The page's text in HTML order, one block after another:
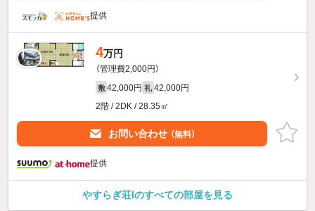
提供
4万円
（管理費2,000円）
敷 42,000円 礼 42,000円
2階 / 2DK / 28.35㎡
お問い合わせ （無料）
提供
やすらぎ荘Iのすべての部屋を見る